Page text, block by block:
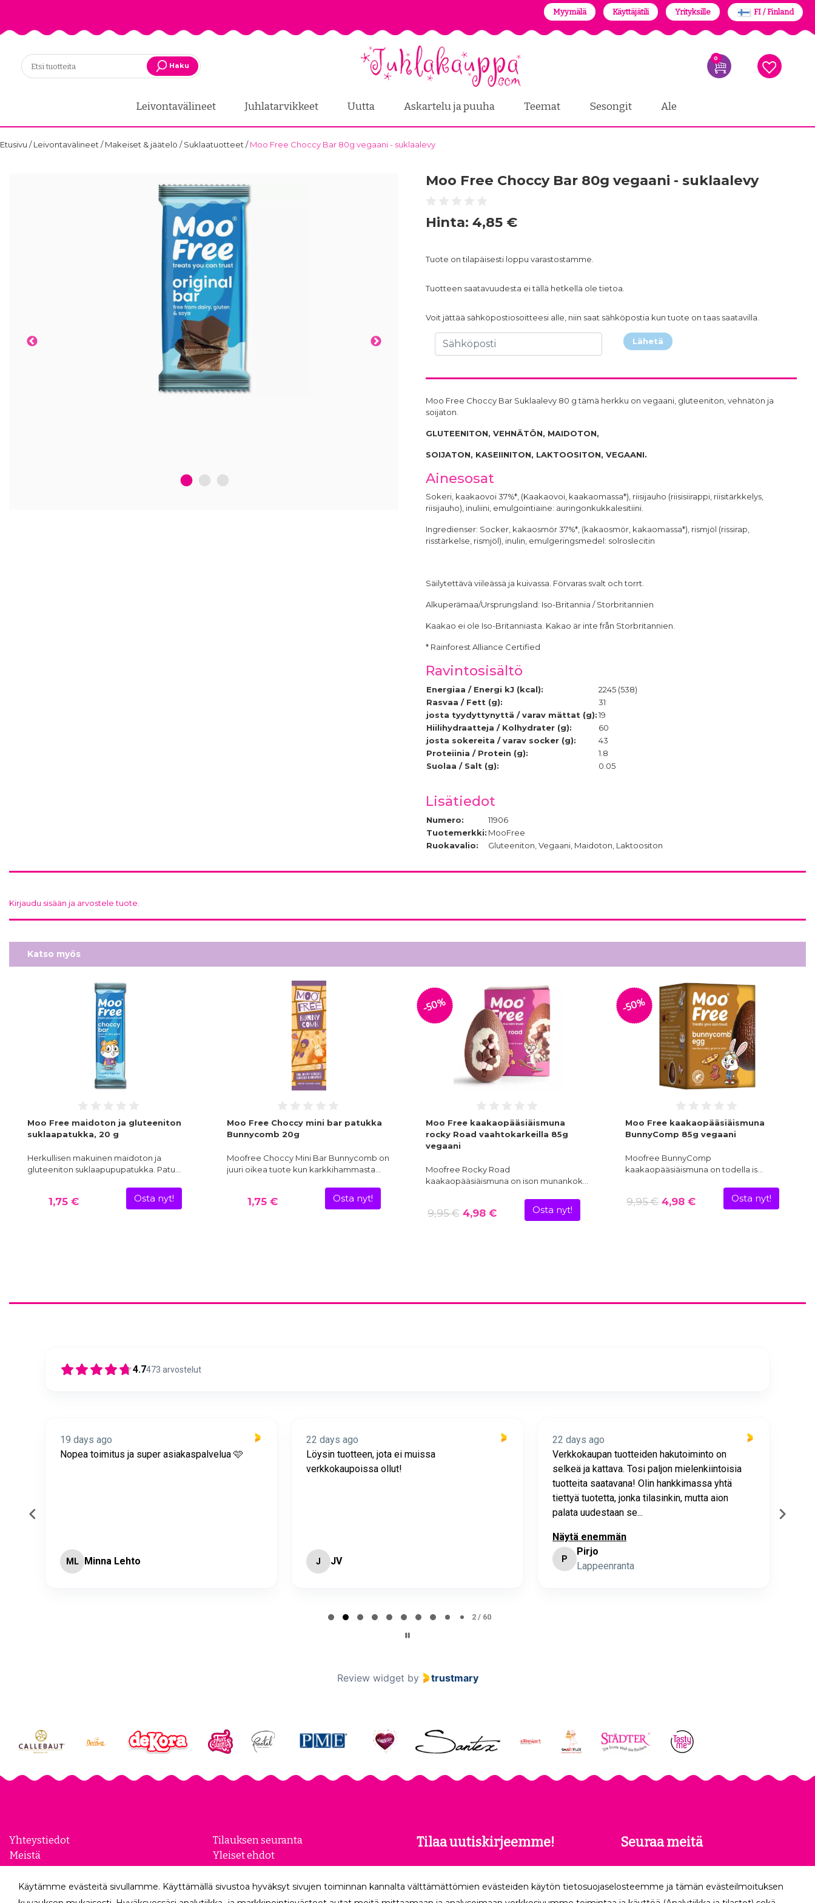
Myymälä Käyttäjätili Yrityksille FI / Finland
Haku
0
Leivontavälineet Juhlatarvikkeet Uutta Askartelu ja puuha Teemat Sesongit Ale
Etusivu /Leivontavälineet /Makeiset & jäätelö /Suklaatuotteet /Moo Free Choccy Bar 80g vegaani - suklaalevy
1 2 3
Moo Free Choccy Bar 80g vegaani - suklaalevy
Hinta: 4,85 €
Tuote on tilapäisesti loppu varastostamme.
Tuotteen saatavuudesta ei tällä hetkellä ole tietoa.
Voit jättää sähköpostiosoitteesi alle, niin saat sähköpostia kun tuote on taas saatavilla.
Lähetä
Moo Free Choccy Bar Suklaalevy 80 g tämä herkku on vegaani, gluteeniton, vehnätön ja
soijaton.
GLUTEENITON, VEHNÄTÖN, MAIDOTON,
SOIJATON, KASEIINITON, LAKTOOSITON, VEGAANI.
Ainesosat
Sokeri, kaakaovoi 37%*, (Kaakaovoi, kaakaomassa*), riisijauho (riisisiirappi, riisitärkkelys,
riisijauho), inuliini, emulgointiaine: auringonkukkalesitiini.
Ingredienser: Socker, kakaosmör 37%*, (kakaosmör, kakaomassa*), rismjöl (rissirap,
risstärkelse, rismjöl), inulin, emulgeringsmedel: solroslecitin
Säilytettävä viileässä ja kuivassa. Förvaras svalt och torrt.
Alkuperämaa/Ursprungsland: Iso-Britannia / Storbritannien
Kaakao ei ole Iso-Britanniasta. Kakao är inte från Storbritannien.
* Rainforest Alliance Certified
Ravintosisältö
Energiaa / Energi kJ (kcal):
2245 (538)
Rasvaa / Fett (g):
31
josta tyydyttynyttä / varav mättat (g):19
Hiilihydraatteja / Kolhydrater (g):
60
josta sokereita / varav socker (g):
43
Proteiinia / Protein (g):
1.8
Suolaa / Salt (g):
0.05
Lisätiedot
Numero:
11906
Tuotemerkki: MooFree
Ruokavalio:
Gluteeniton, Vegaani, Maidoton, Laktoositon
Kirjaudu sisään ja arvostele tuote.
Katso myös
Moo Free maidoton ja gluteeniton
suklaapatukka, 20 g
Herkullisen makuinen maidoton ja
gluteeniton suklaapupupatukka. Patu…
1,75 € Osta nyt!
Moo Free Choccy mini bar patukka
Bunnycomb 20g
Moofree Choccy Mini Bar Bunnycomb on
juuri oikea tuote kun karkkihammasta…
1,75 € Osta nyt!
-50%
Moo Free kaakaopääsiäismuna
rocky Road vaahtokarkeilla 85g
vegaani
Moofree Rocky Road
kaakaopääsiäismuna on ison munankok…
9,95 €4,98 € Osta nyt!
-50%
Moo Free kaakaopääsiäismuna
BunnyComp 85g vegaani
Moofree BunnyComp
kaakaopääsiäismuna on todella is…
9,95 € 4,98 € Osta nyt!
4.7473 arvostelut
19 days ago
Nopea toimitus ja super asiakaspalvelua 🩷
ML Minna Lehto
22 days ago
Löysin tuotteen, jota ei muissa
verkkokaupoissa ollut!
J JV
22 days ago
Verkkokaupan tuotteiden hakutoiminto on
selkeä ja kattava. Tosi paljon mielenkiintoisia
tuotteita saatavana! Olin hankkimassa yhtä
tiettyä tuotetta, jonka tilasinkin, mutta aion
palata uudestaan se...
Näytä enemmän
P
Pirjo
Lappeenranta
2 / 60
Review widget by trustmary
Yhteystiedot
Meistä
Yhteistyökumppanit
Yrityksille
Tilauksen seuranta
Yleiset ehdot
Evästeasetukset
Tietosuojaseloste
Peruutuslomake
Tilaa uutiskirjeemme!
uusimmat edut suoraan sähköpostiisi.
Seuraa meitä
Käytämme evästeitä sivullamme. Käyttämällä sivustoa hyväksyt sivujen toiminnan kannalta välttämättömien evästeiden käytön tietosuojaselosteemme ja tämän evästeilmoituksen